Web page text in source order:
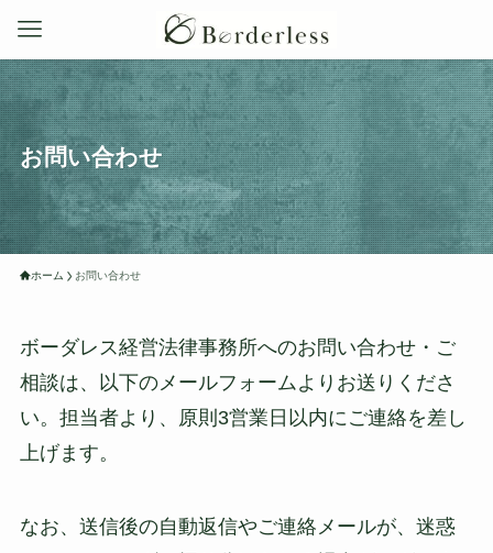
お問い合わせ
ホーム お問い合わせ
ボーダレス経営法律事務所へのお問い合わせ・ご
相談は、以下のメールフォームよりお送りくださ
い。担当者より、原則3営業日以内にご連絡を差し
上げます。
なお、送信後の自動返信やご連絡メールが、迷惑